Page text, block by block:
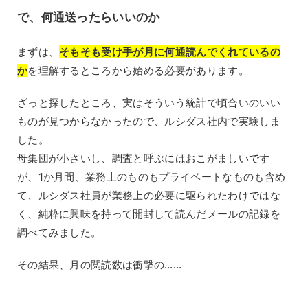
で、何通送ったらいいのか
まずは、 そもそも受け手が月に何通読んでくれているの
かを理解するところから始める必要があります。
ざっと探したところ、実はそういう統計で頃合いのいい
ものが見つからなかったので、ルシダス社内で実験しま
した。
母集団が小さいし、調査と呼ぶにはおこがましいです
が、1か月間、業務上のものもプライベートなものも含め
て、ルシダス社員が業務上の必要に駆られたわけではな
く、純粋に興味を持って開封して読んだメールの記録を
調べてみました。
その結果、月の閲読数は衝撃の……